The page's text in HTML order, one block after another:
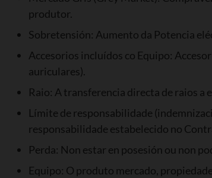
produtor.
Sobretensión: Aumento da Potencia
Accesorios incluídos co Equipo:
auriculares).
Raio: A transferencia directa de raios a
Límite de responsabilidade
responsabilidade estabelecido no
Perda: Non estar en posesión ou non
Equipo: O produto mercado,